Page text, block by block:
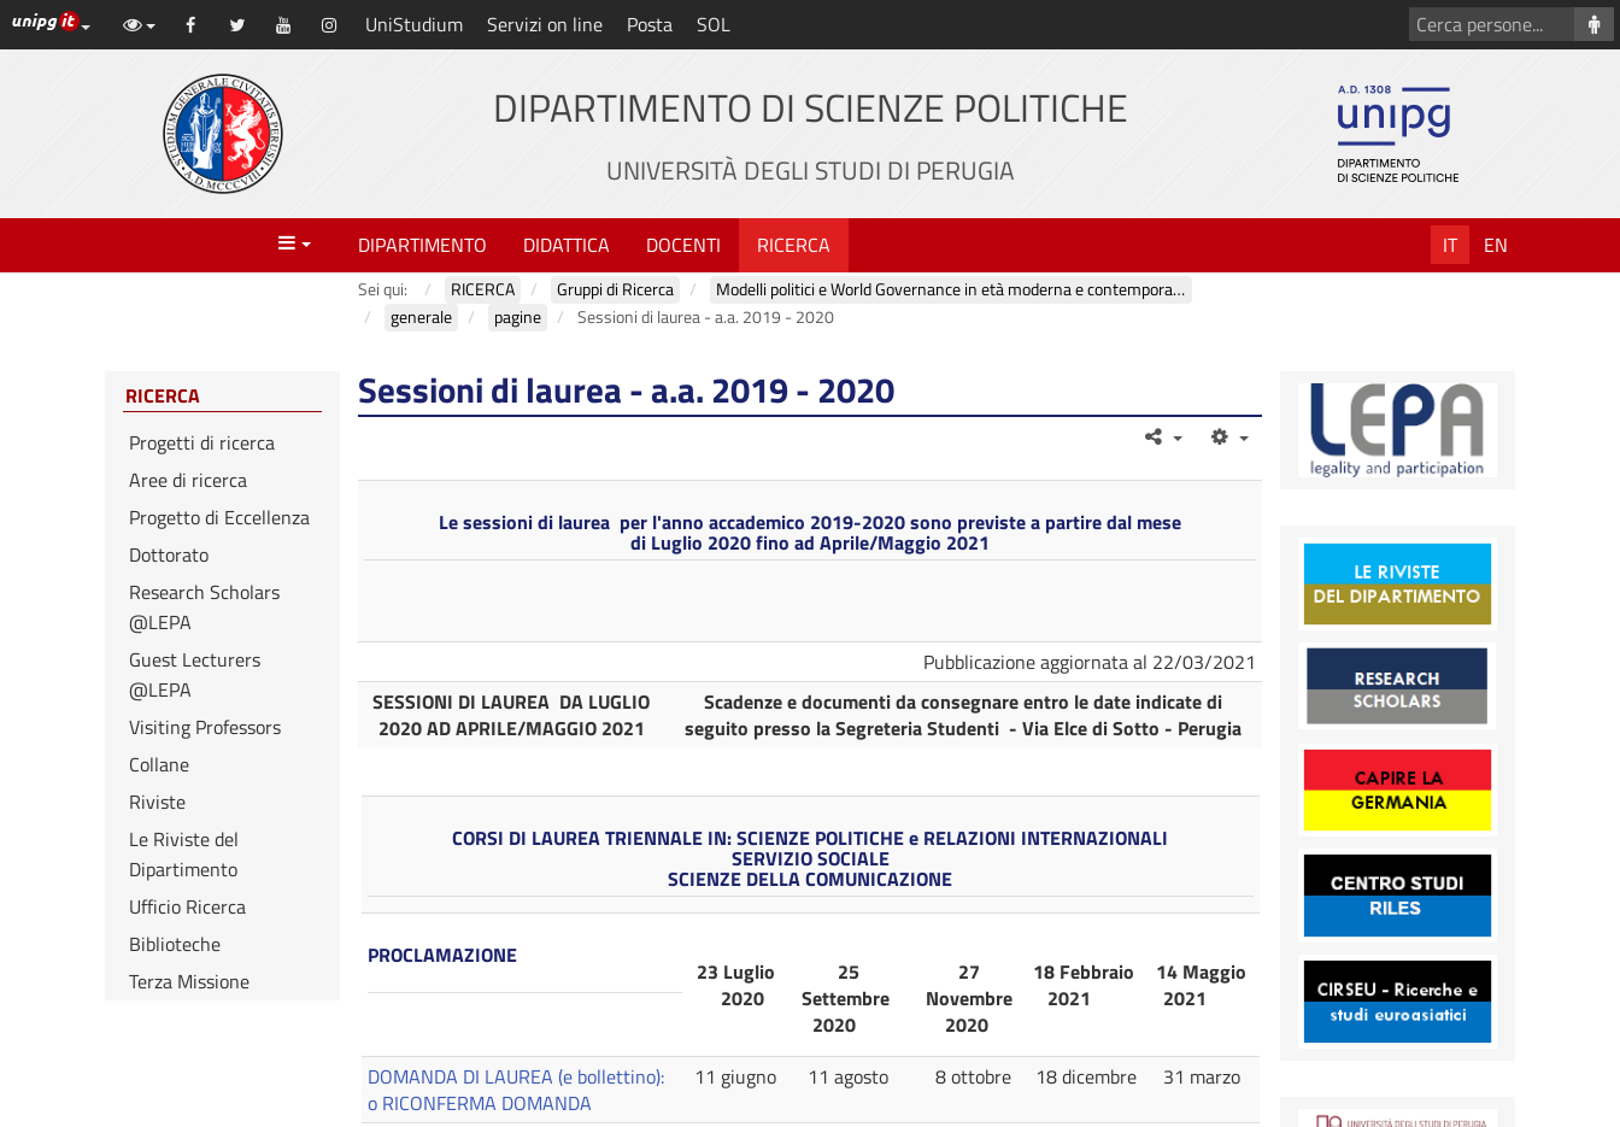
Vai
al
Link ai principali servizi web di Ateneo
Facebook Twitter YouTube Instagram
UniStudium Servizi on line Posta SOL
Cerca
persone
DIPARTIMENTO DI SCIENZE POLITICHE
UNIVERSITÀ DEGLI STUDI DI PERUGIA
Menu DIPARTIMENTO DIDATTICA DOCENTI RICERCA IT EN
Sei qui: RICERCA Gruppi di Ricerca
Modelli politici e World Governance in età moderna e contemporanea
generale
pagine Sessioni di laurea - a.a. 2019 - 2020
Sessioni di laurea - a.a. 2019 - 2020
Le sessioni di laurea per l'anno accademico 2019-2020 sono previste a partire dal mese
di Luglio 2020 fino ad Aprile/Maggio 2021
Pubblicazione aggiornata al 22/03/2021
SESSIONI DI LAUREA DA LUGLIO
2020 AD APRILE/MAGGIO 2021
Scadenze e documenti da consegnare entro le date indicate di
seguito presso la Segreteria Studenti - Via Elce di Sotto - Perugia
CORSI DI LAUREA TRIENNALE IN: SCIENZE POLITICHE e RELAZIONI INTERNAZIONALI
SERVIZIO SOCIALE
SCIENZE DELLA COMUNICAZIONE
PROCLAMAZIONE
23 Luglio
2020
25
Settembre
2020
27
Novembre
2020
18 Febbraio
2021
14 Maggio
2021
DOMANDA DI LAUREA (e bollettino):
o RICONFERMA DOMANDA
11 giugno 11 agosto 8 ottobre 18 dicembre 31 marzo
RICERCA
Progetti di ricerca
Aree di ricerca
Progetto di Eccellenza
Dottorato
Research Scholars
@LEPA
Guest Lecturers
@LEPA
Visiting Professors
Collane
Riviste
Le Riviste del
Dipartimento
Ufficio Ricerca
Biblioteche
Terza Missione